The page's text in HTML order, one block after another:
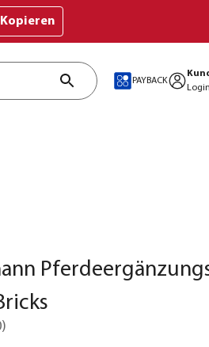
Kopieren
PAYBACK
Login
)